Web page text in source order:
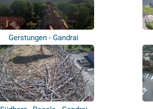
Gerstungen - Gandrai